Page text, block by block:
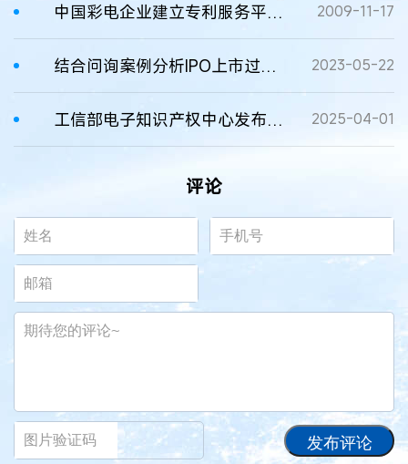
中国彩电企业建立专利服务平台保护知识产权 2009-11-17
结合问询案例分析IPO上市过程中的知识产权风险 2023-05-22
工信部电子知识产权中心发布《生成式人工智能全栈技术专利分析报告》 2025-04-01
评论
发布评论